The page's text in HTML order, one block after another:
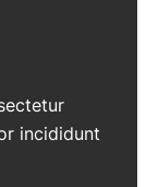
incididunt